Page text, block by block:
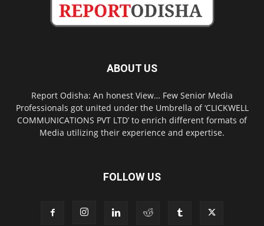
ABOUT US
Report Odisha: An honest View… Few Senior Media
Professionals got united under the Umbrella of ‘CLICKWELL
COMMUNICATIONS PVT LTD’ to enrich different formats of
Media utilizing their experience and expertise.
FOLLOW US